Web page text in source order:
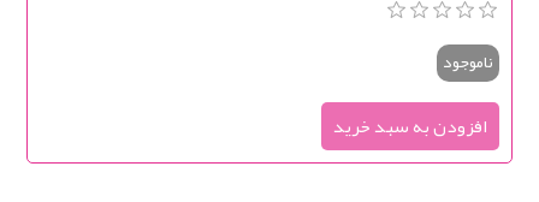
ناموجود